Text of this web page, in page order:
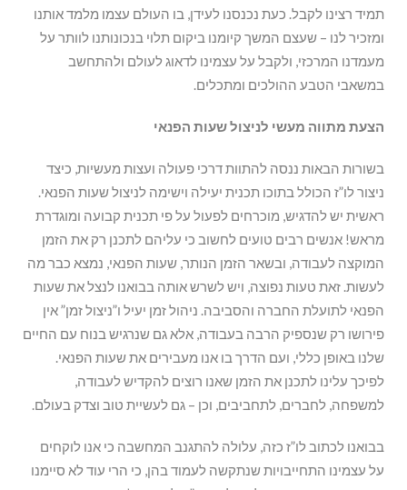
תמיד רצינו לקבל. כעת נכנסנו לעידן, בו העולם עצמו מלמד אותנו
ומזכיר לנו – שעצם המשך קיומנו ביקום תלוי בנכונותנו לוותר על
מעמדנו המרכזי, ולקבל על עצמינו לדאוג לעולם ולהתחשב
במשאבי הטבע ההולכים ומתכלים.
הצעת מתווה מעשי לניצול שעות הפנאי
בשורות הבאות ננסה להתוות דרכי פעולה ועצות מעשיות, כיצד
ניצור לו”ז הכולל בתוכו תכנית יעילה וישימה לניצול שעות הפנאי.
ראשית יש להדגיש, מוכרחים לפעול על פי תכנית קבועה ומוגדרת
מראש! אנשים רבים טועים לחשוב כי עליהם לתכנן רק את הזמן
המוקצה לעבודה, ובשאר הזמן הנותר, שעות הפנאי, נמצא כבר מה
לעשות. זאת טעות נפוצה, ויש לשרש אותה בבואנו לנצל את שעות
הפנאי לתועלת החברה והסביבה. ניהול זמן יעיל ו”ניצול זמן” אין
פירושו רק שנספיק הרבה בעבודה, אלא גם שנרגיש בנוח עם החיים
שלנו באופן כללי, ועם הדרך בו אנו מעבירים את שעות הפנאי.
לפיכך עלינו לתכנן את הזמן שאנו רוצים להקדיש לעבודה,
למשפחה, לחברים, לתחביבים, וכן – גם לעשיית טוב וצדק בעולם.
בבואנו לכתוב לו”ז כזה, עלולה להתגנב המחשבה כי אנו לוקחים
על עצמינו התחייבויות שנתקשה לעמוד בהן, כי הרי עוד לא סיימנו